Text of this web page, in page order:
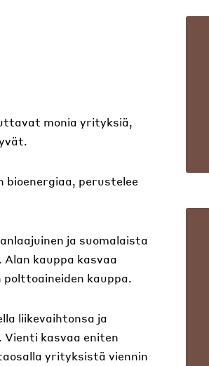
monia yrityksiä,
bioenergiaa, perustelee
ja suomalaista
kauppa kasvaa
kauppa.
liikevaihtonsa ja
Vienti kasvaa eniten
yrityksistä viennin